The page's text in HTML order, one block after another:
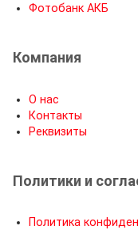
Фотобанк АКБ
Компания
О нас
Контакты
Реквизиты
Политики и
Политика